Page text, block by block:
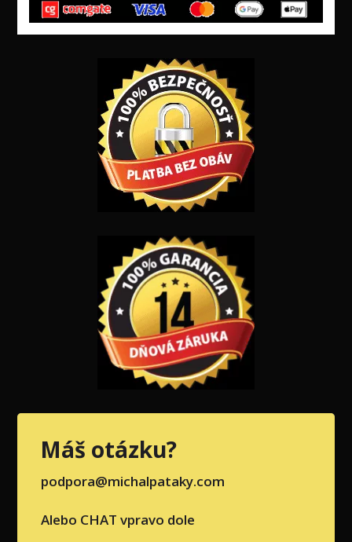
Máš otázku?
podpora@michalpataky.com
Alebo CHAT vpravo dole